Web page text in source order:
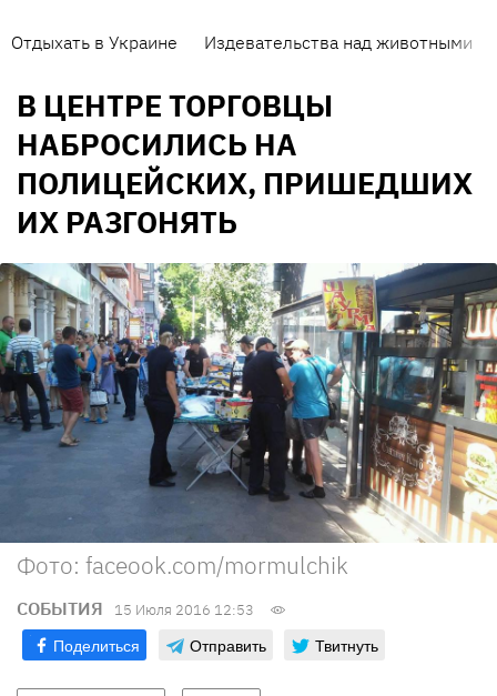
Отдыхать в Украине Издевательства над животными
В ЦЕНТРЕ ТОРГОВЦЫ
НАБРОСИЛИСЬ НА
ПОЛИЦЕЙСКИХ, ПРИШЕДШИХ
ИХ РАЗГОНЯТЬ
Фото: faceook.com/mormulchik
СОБЫТИЯ 15 Июля 2016 12:53
Поделиться Отправить Твитнуть